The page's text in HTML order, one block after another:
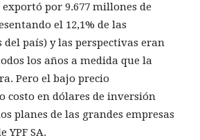
por 9.677 millones de
el 12,1% de las
país) y las perspectivas eran
los años a medida que la
Pero el bajo precio
costo en dólares de inversión
planes de las grandes empresas
YPF SA.